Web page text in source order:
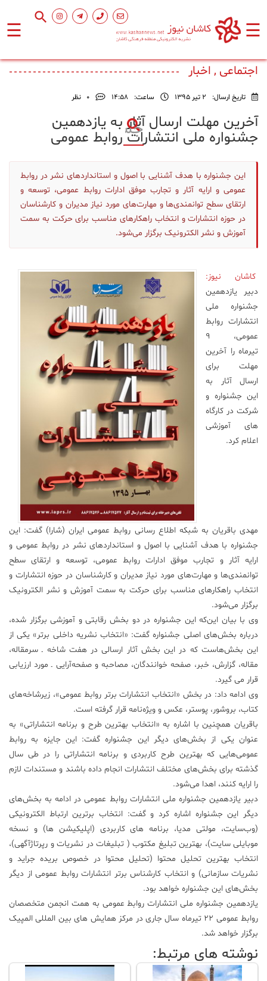
☰ ☰
اصلی
فرهنگ
هنر
ورزشی
محیط
زیست
فناوری
عکس
پادکست
مجله
فرهنگی
و
اجتماعی , اخبار
تاریخ ارسال: 2 تیر 1395 ساعت: ۱۴:۵۸ 0 نظر
آخرین مهلت ارسال آثار به یازدهمین
جشنواره ملی انتشارات روابط عمومی
این جشنواره با هدف آشنایی با اصول و استانداردهای نشر در روابط
عمومی و ارایه آثار و تجارب موفق ادارات روابط عمومی، توسعه و
ارتقای سطح توانمندی‌ها و مهارت‌های مورد نیاز مدیران و کارشناسان
در حوزه انتشارات و انتخاب راهکارهای مناسب برای حرکت به سمت
آموزش و نشر الکترونیک برگزار می‌شود.
کاشان نیوز:
دبیر یازدهمین
جشنواره ملی
انتشارات روابط
عمومی، ۹
تیر‌ماه را آخرین
مهلت برای
ارسال آثار به
این جشنواره و
شرکت در کارگاه
های آموزشی
اعلام کرد.
مهدی باقریان به شبکه اطلاع رسانی روابط عمومی ایران (شارا) گفت: این
جشنواره با هدف آشنایی با اصول و استانداردهای نشر در روابط عمومی و
ارایه آثار و تجارب موفق ادارات روابط عمومی، توسعه و ارتقای سطح
توانمندی‌ها و مهارت‌های مورد نیاز مدیران و کارشناسان در حوزه انتشارات و
انتخاب راهکارهای مناسب برای حرکت به سمت آموزش و نشر الکترونیک
برگزار می‌شود.
وی با بیان این‌که این جشنواره در دو بخش رقابتی و آموزشی برگزار شده،
درباره بخش‌های اصلی جشنواره گفت: «انتخاب نشریه داخلی برتر» یکی از
این بخش‌هاست که در این بخش آثار ارسالی در هفت شاخه ـ سرمقاله،
مقاله، گزارش، خبر، صفحه خوانندگان، مصاحبه و صفحه‌آرایی ـ مورد ارزیابی
قرار می گیرد.
وی ادامه داد: در بخش «انتخاب انتشارات برتر روابط عمومی»، زیرشاخه‌های
کتاب، بروشور،‌ پوستر، عکس و ویژه‌نامه قرار گرفته است.
باقریان همچنین با اشاره به «انتخاب بهترین طرح و برنامه انتشاراتی» به
عنوان یکی از بخش‌های دیگر این جشنواره گفت: این جایزه به روابط
عمومی‌هایی که بهترین طرح کاربردی و برنامه انتشاراتی را در طی سال
گذشته برای بخش‌های مختلف انتشارات انجام داده باشند و مستندات لازم
را ارایه کنند، اهدا می‌شود.
دبیر یازدهمین جشنواره ملی انتشارات روابط عمومی در ادامه به بخش‌های
دیگر این جشنواره اشاره کرد و گفت: انتخاب برترین ارتباط الکترونیکی
(وب‌سایت، مولتی مدیا، برنامه های کاربردی (اپلیکیشن ها) و نسخه
موبایلی سایت)، بهترین تبلیغ مکتوب ( تبلیغات در نشریات و رپرتاژآگهی)،
انتخاب بهترین تحلیل محتوا (تحلیل محتوا در خصوص بریده جراید و
نشریات سازمانی) و انتخاب کارشناس برتر انتشارات روابط عمومی از دیگر
بخش‌های این جشنواره خواهد بود.
یازدهمین جشنواره ملی انتشارات روابط عمومی به همت انجمن متخصصان
روابط عمومی ۲۲ تیرماه سال جاری در مرکز همایش های بین المللی المپیک
برگزار خواهد شد.
نوشته های مرتبط: